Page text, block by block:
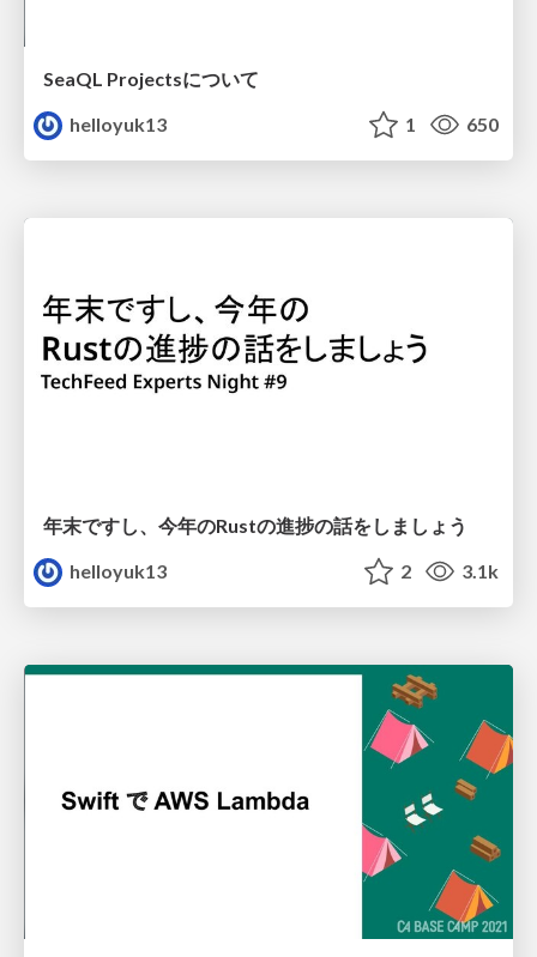
SeaQL Projectsについて
helloyuk13
1 650
年末ですし、今年のRustの進捗の話をしましょう
helloyuk13
2 3.1k